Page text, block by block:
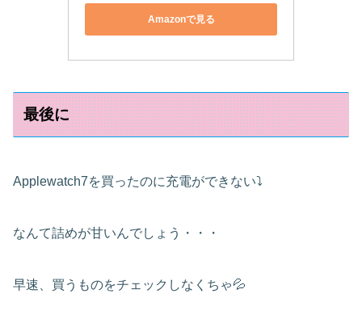
Amazonで見る
最後に
Applewatch7を買ったのに充電ができない⤵
なんて詰めが甘いんでしょう・・・
早速、買うものをチェックしなくちゃ💦